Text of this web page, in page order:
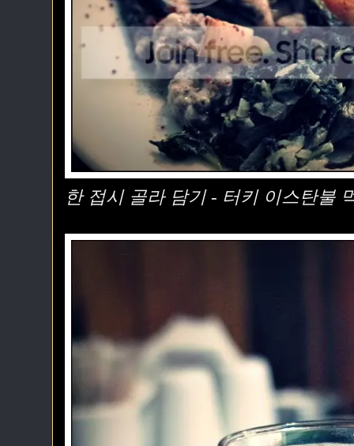
한 접시 골라 담기 - 터키 이스탄불